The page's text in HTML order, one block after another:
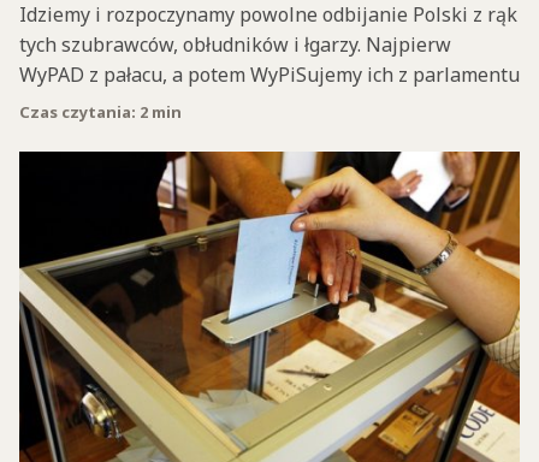
Idziemy i rozpoczynamy powolne odbijanie Polski z rąk
tych szubrawców, obłudników i łgarzy. Najpierw
WyPAD z pałacu, a potem WyPiSujemy ich z parlamentu
Czas czytania: 2 min